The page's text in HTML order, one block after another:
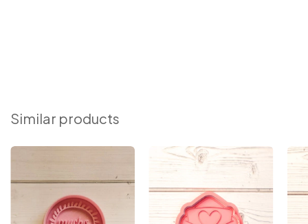
Similar products